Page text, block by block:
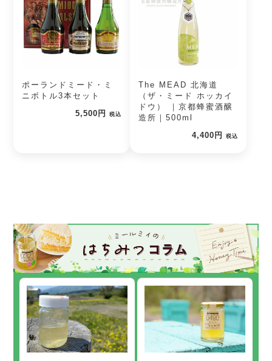
ポーランドミード・ミ
ニボトル3本セット
5,500円
税込
The MEAD 北海道
（ザ・ミード ホッカイ
ドウ） ｜京都蜂蜜酒醸
造所｜500ml
4,400円
税込